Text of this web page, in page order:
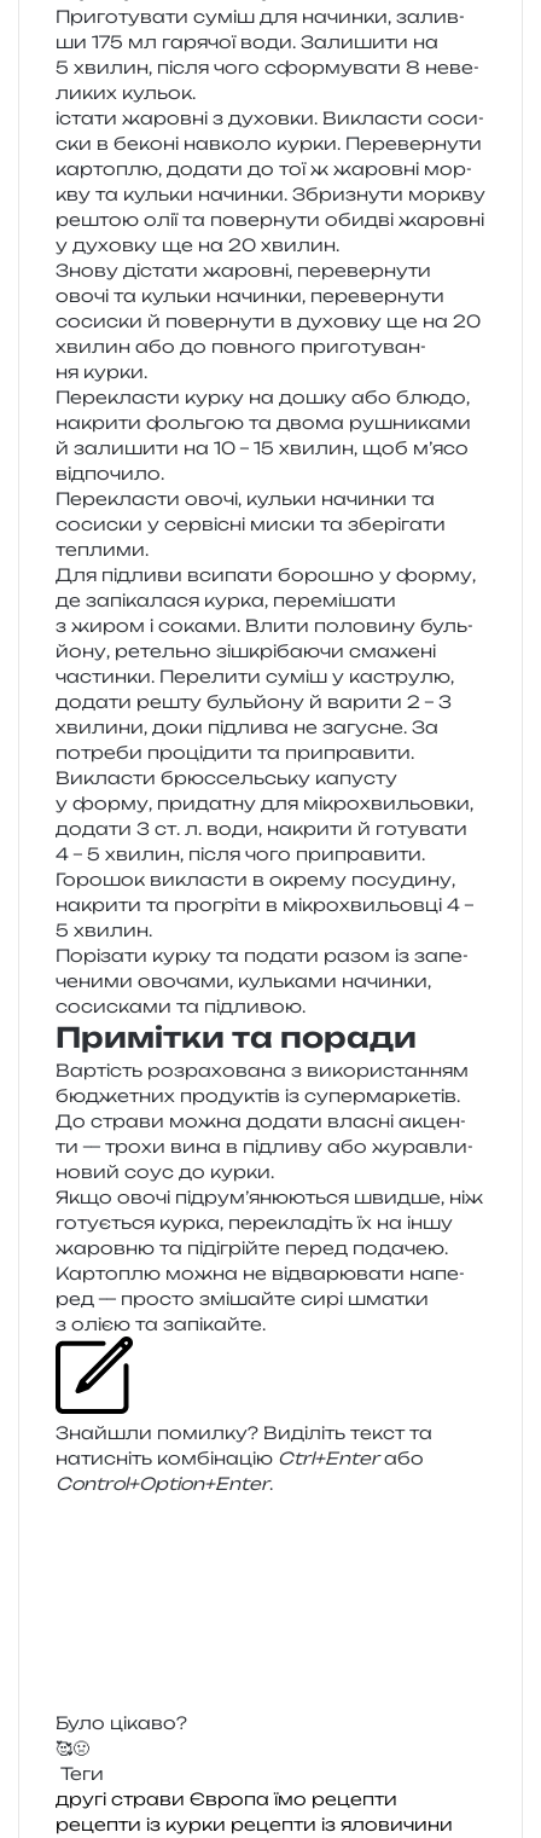
Приготувати суміш для начин­ки, залив­
ши 175 мл гаря­чої води. Залишити на
5 хви­лин, після чого сфор­му­ва­ти 8 неве­
ли­ких кульок.
іста­ти жаров­ні з духов­ки. Викласти соси­
ски в беко­ні нав­ко­ло курки. Перевернути
кар­то­плю, дода­ти до тої ж жаров­ні мор­
кву та куль­ки начин­ки. Збризнути мор­кву
рештою олії та повер­ну­ти оби­дві жаров­ні
у духов­ку ще на 20 хвилин.
Знову діста­ти жаров­ні, пере­вер­ну­ти
овочі та куль­ки начин­ки, пере­вер­ну­ти
соси­ски й повер­ну­ти в духов­ку ще на 20
хви­лин або до пов­но­го при­го­ту­ва­н­
ня курки.
Перекласти курку на дошку або блюдо,
накри­ти фоль­гою та двома рушни­ка­ми
й зали­ши­ти на 10 – 15 хви­лин, щоб м’ясо
відпочило.
Перекласти овочі, куль­ки начин­ки та
соси­ски у сер­ві­сні миски та збе­рі­га­ти
теплими.
Для під­ли­ви вси­па­ти боро­шно у форму,
де запі­ка­ла­ся курка, пере­мі­ша­ти
з жиром і сока­ми. Влити поло­ви­ну буль­
йо­ну, ретель­но зішкрі­ба­ю­чи сма­же­ні
частин­ки. Перелити суміш у кастру­лю,
дода­ти решту буль­йо­ну й вари­ти 2 – 3
хви­ли­ни, доки під­ли­ва не загу­сне. За
потре­би про­ці­ди­ти та приправити.
Викласти брюс­сель­ську капу­сту
у форму, при­да­тну для мікро­хви­льов­ки,
дода­ти 3 ст. л. води, накри­ти й готу­ва­ти
4 – 5 хви­лин, після чого приправити.
Горошок викла­сти в окре­му посу­ди­ну,
накри­ти та про­грі­ти в мікро­хви­льов­ці 4 –
5 хвилин.
Порізати курку та пода­ти разом із запе­
че­ни­ми ово­ча­ми, куль­ка­ми начин­ки,
соси­ска­ми та підливою.
Примітки та поради
Вартість роз­ра­хо­ва­на з вико­ри­ста­н­ням
бюдже­тних про­ду­ктів із супермаркетів.
До стра­ви можна дода­ти вла­сні акцен­
ти — трохи вина в під­ли­ву або журав­ли­
но­вий соус до курки.
Якщо овочі підрум’янюються швид­ше, ніж
готу­є­ться курка, пере­кла­діть їх на іншу
жаров­ню та піді­грій­те перед подачею.
Картоплю можна не від­ва­рю­ва­ти напе­
ред — про­сто змі­шай­те сирі шма­тки
з олією та запікайте.
Знайшли помил­ку? Виділіть текст та
нати­сніть ком­бі­на­цію Ctrl+Enterабо
Control+Option+Enter.
Було цікаво?
🥰🤢
Теги
другі страви Європа їмо рецепти
рецепти із курки рецепти із яловичини